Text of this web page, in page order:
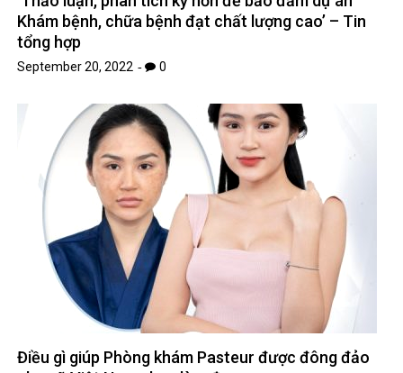
Khám bệnh, chữa bệnh đạt chất lượng cao’ – Tin
tổng hợp
September 20, 2022 0
Điều gì giúp Phòng khám Pasteur được đông đảo